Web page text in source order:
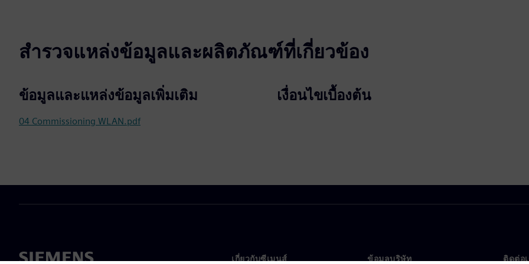
สำรวจแหล่งข้อมูลและผลิตภัณฑ์ที่เกี่ยวข้อง
ข้อมูลและแหล่งข้อมูลเพิ่มเติม
04 Commissioning WLAN.pdf
เงื่อนไขเบื้องต้น
เกี่ยวกับซีเมนส์ ข้อมูลบริษัท ติดต่อ